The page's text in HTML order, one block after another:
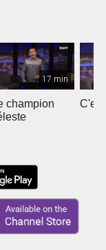
17 min
champion